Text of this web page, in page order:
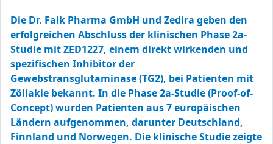
Die Dr. Falk Pharma GmbH und Zedira geben den
erfolgreichen Abschluss der klinischen Phase 2a-
Studie mit ZED1227, einem direkt wirkenden und
spezifischen Inhibitor der
Gewebstransglutaminase (TG2), bei Patienten mit
Zöliakie bekannt. In die Phase 2a-Studie (Proof-of-
Concept) wurden Patienten aus 7 europäischen
Ländern aufgenommen, darunter Deutschland,
Finnland und Norwegen. Die klinische Studie zeigte